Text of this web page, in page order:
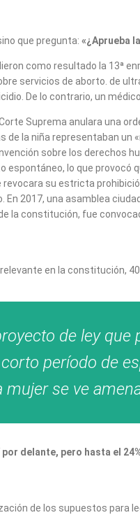
que pregunta: «¿Aprueba
como resultado la 13ª
servicios de aborto. de
De lo contrario, un
Suprema anulara una
la niña representaban
sobre los derechos
espontáneo, lo que
su estricta
2017, una asamblea
la constitución, fue
en la constitución,
de ley
período de
se ve
delante, pero hasta el
de los supuestos